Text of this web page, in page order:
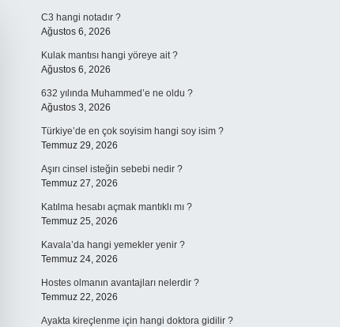
C3 hangi notadır ?
Ağustos 6, 2026
Kulak mantısı hangi yöreye ait ?
Ağustos 6, 2026
632 yılında Muhammed’e ne oldu ?
Ağustos 3, 2026
Türkiye’de en çok soyisim hangi soy isim ?
Temmuz 29, 2026
Aşırı cinsel isteğin sebebi nedir ?
Temmuz 27, 2026
Katılma hesabı açmak mantıklı mı ?
Temmuz 25, 2026
Kavala’da hangi yemekler yenir ?
Temmuz 24, 2026
Hostes olmanın avantajları nelerdir ?
Temmuz 22, 2026
Ayakta kireçlenme için hangi doktora gidilir ?